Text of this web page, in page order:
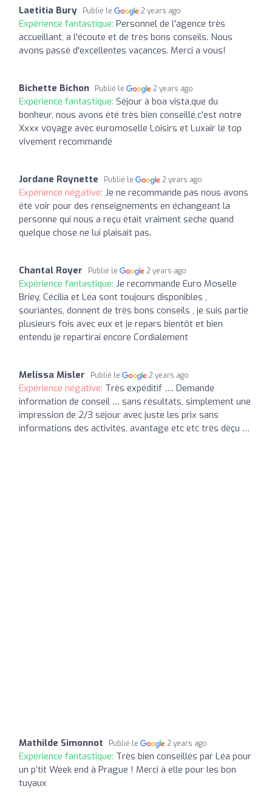
Laetitia Bury Publié le 2 years ago
Expérience fantastique: Personnel de l'agence très
accueillant, a l'écoute et de très bons conseils. Nous
avons passé d'excellentes vacances. Merci a vous!
Bichette Bichon Publié le 2 years ago
Expérience fantastique: Séjour à boa vista,que du
bonheur, nous avons été très bien conseillé,c'est notre
Xxxx voyage avec euromoselle Loisirs et Luxair le top
vivement recommandé
Jordane Roynette Publié le 2 years ago
Expérience négative: Je ne recommande pas nous avons
été voir pour des renseignements en échangeant la
personne qui nous a reçu était vraiment sèche quand
quelque chose ne lui plaisait pas.
Chantal Royer Publié le 2 years ago
Expérience fantastique: Je recommande Euro Moselle
Briey, Cécilia et Léa sont toujours disponibles ,
souriantes, donnent de très bons conseils , je suis partie
plusieurs fois avec eux et je repars bientôt et bien
entendu je repartirai encore Cordialement
Melissa Misler Publié le 2 years ago
Expérience négative: Très expéditif …. Demande
information de conseil … sans résultats, simplement une
impression de 2/3 séjour avec juste les prix sans
informations des activités, avantage etc etc très déçu …
Mathilde Simonnot Publié le 2 years ago
Expérience fantastique: Très bien conseillés par Léa pour
un p’tit Week end à Prague ! Merci à elle pour les bon
tuyaux